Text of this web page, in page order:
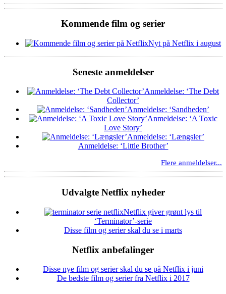
Kommende film og serier
Nyt på Netflix i august
Seneste anmeldelser
Anmeldelse: ‘The Debt
Collector’
Anmeldelse: ‘Sandheden’
Anmeldelse: ‘A Toxic
Love Story’
Anmeldelse: ‘Længsler’
Anmeldelse: ‘Little Brother’
Flere anmeldelser...
Udvalgte Netflix nyheder
Netflix giver grønt lys til
‘Terminator’-serie
Disse film og serier skal du se i marts
Netflix anbefalinger
Disse nye film og serier skal du se på Netflix i juni
De bedste film og serier fra Netflix i 2017